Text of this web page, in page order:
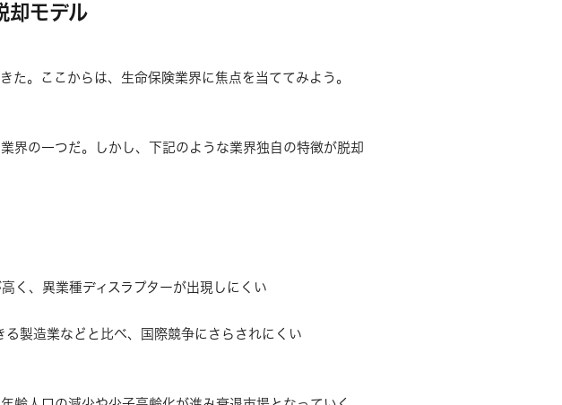
却モデル
。ここからは、生命保険業界に焦点を当ててみよう。
界の一つだ。しかし、下記のような業界独自の特徴が脱却
く、異業種ディスラプターが出現しにくい
製造業などと比べ、国際競争にさらされにくい